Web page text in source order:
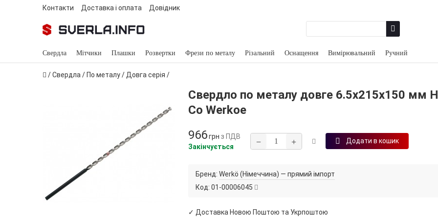
Контакти Доставка і оплата Довідник
Свердла Мітчики Плашки Розвертки Фрези по металу Різальний Оснащення Вимірювальний Ручний
/Свердла / По металу/ Довга серія /
Свердло по металу довге 6.5х215х150 мм
Co Werkoe
966грн з ПДВ
Закінчується
− + Додати в кошик
Бренд: Werkö (Німеччина) — прямий імпорт
Код: 01-00006045
✓ Доставка Новою Поштою та Укрпоштою